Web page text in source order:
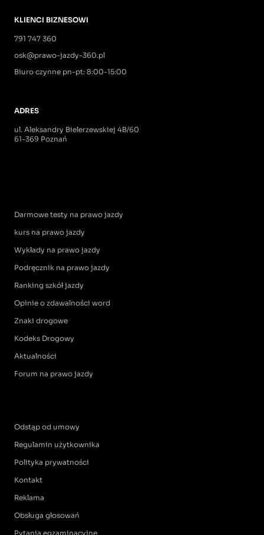
KLIENCI BIZNESOWI
791 747 360
osk@prawo-jazdy-360.pl
Biuro czynne pn-pt: 8:00-15:00
ADRES
ul. Aleksandry Bielerzewskiej 4B/60
61-369 Poznań
Darmowe testy na prawo jazdy
kurs na prawo jazdy
Wykłady na prawo jazdy
Podręcznik na prawo jazdy
Ranking szkół jazdy
Opinie o zdawalności word
Znaki drogowe
Kodeks Drogowy
Aktualności
Forum na prawo jazdy
Odstąp od umowy
Regulamin użytkownika
Polityka prywatności
Kontakt
Reklama
Obsługa głosowań
Pytania egzaminacyjne